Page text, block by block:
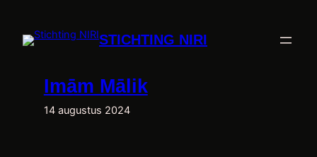
STICHTING NIRI
Imām Mālik
14 augustus 2024